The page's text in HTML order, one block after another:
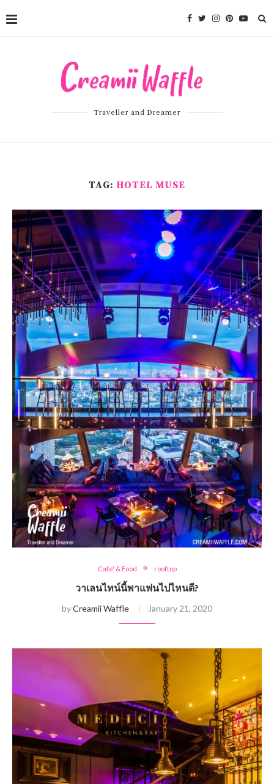
Traveller and Dreamer
TAG: HOTEL MUSE
Cafe' & Food rooftop
วาเลนไทน์นี้พาแฟนไปไหนดี?
byCreamii Waffle January 21, 2020